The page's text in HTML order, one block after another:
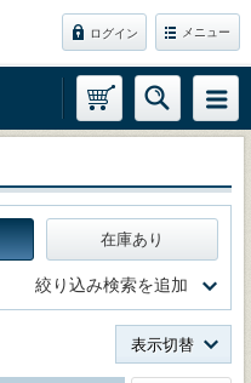
ログイン メニュー
在庫あり
絞り込み検索を追加
表示切替